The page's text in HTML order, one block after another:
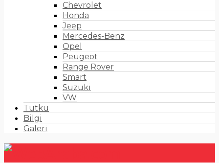
Chevrolet
Honda
Jeep
Mercedes-Benz
Opel
Peugeot
Range Rover
Smart
Suzuki
VW
Tutku
Bilgi
Galeri